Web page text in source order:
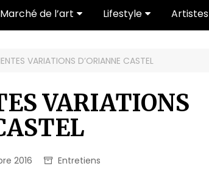
Marché de l’art
acteurs
Lifestyle
Mode
Artistes
VARIATIONS D’ORIANNE CASTEL
VARIATIONS
2016 Entretiens